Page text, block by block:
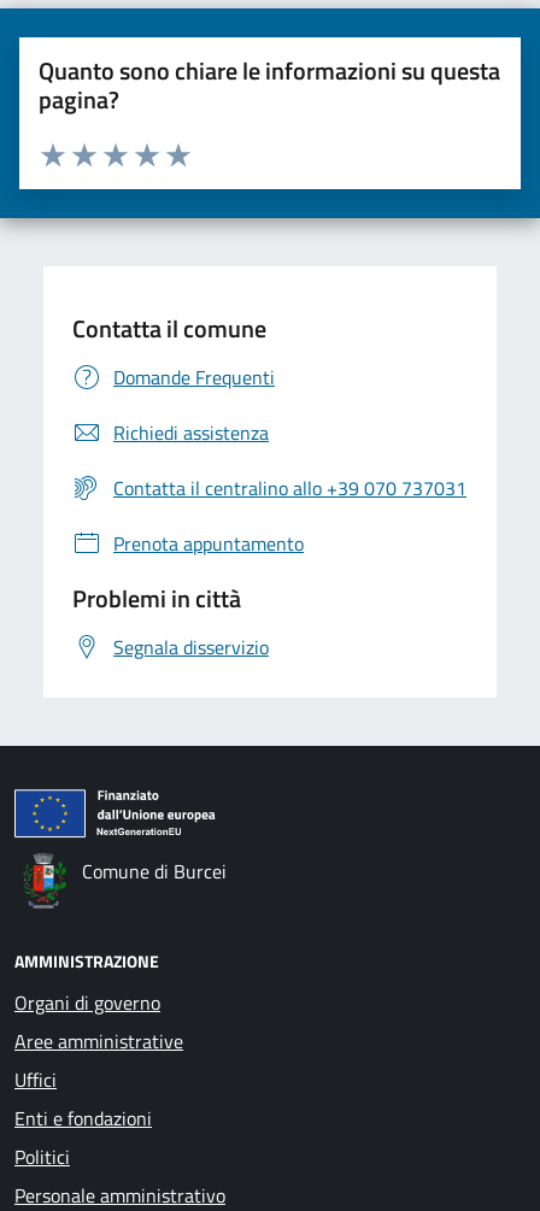
Quanto sono chiare le informazioni su questa
pagina?
Valuta da 1 a 5 stelle la pagina
Valuta 5 stelle su 5
Valuta 4 stelle su 5
Valuta 3 stelle su 5
Valuta 2 stelle su 5
Valuta una stella su 5
Contatta il comune
Domande Frequenti
Richiedi assistenza
Contatta il centralino allo +39 070 737031
Prenota appuntamento
Problemi in città
Segnala disservizio
Comune di Burcei
AMMINISTRAZIONE
Organi di governo
Aree amministrative
Uffici
Enti e fondazioni
Politici
Personale amministrativo